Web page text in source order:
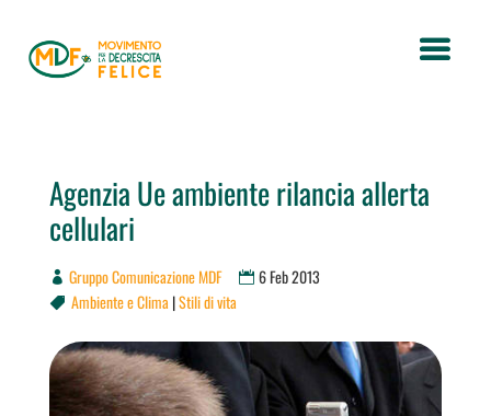
Agenzia Ue ambiente rilancia allerta
cellulari
Gruppo Comunicazione MDF 6 Feb 2013
 Ambiente e Clima |Stili di vita